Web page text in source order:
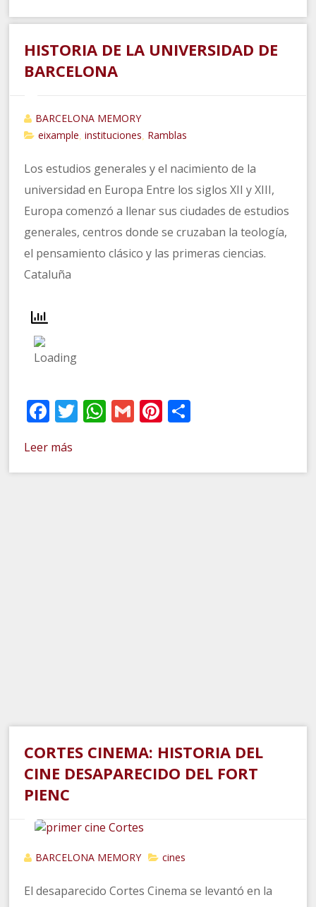
HISTORIA DE LA UNIVERSIDAD DE
BARCELONA
BARCELONA MEMORY
eixample
,instituciones Ramblas
Los estudios generales y el nacimiento de la
universidad en Europa Entre los siglos XII y XIII,
Europa comenzó a llenar sus ciudades de estudios
generales, centros donde se cruzaban la teología,
el pensamiento clásico y las primeras ciencias.
Cataluña
Facebook
Twitter
WhatsApp
GmailPinterest
Leer más
CORTES CINEMA: HISTORIA DEL
CINE DESAPARECIDO DEL FORT
PIENC
BARCELONA MEMORY cines
El desaparecido Cortes Cinema se levantó en la